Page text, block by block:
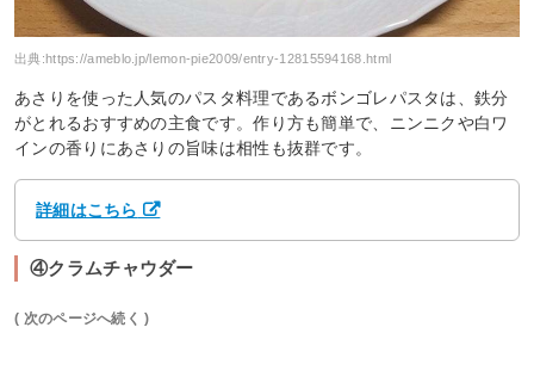
出典:https://ameblo.jp/lemon-pie2009/entry-12815594168.html
あさりを使った人気のパスタ料理であるボンゴレパスタは、鉄分
がとれるおすすめの主食です。作り方も簡単で、ニンニクや白ワ
インの香りにあさりの旨味は相性も抜群です。
詳細はこちら
④クラムチャウダー
( 次のページへ続く )